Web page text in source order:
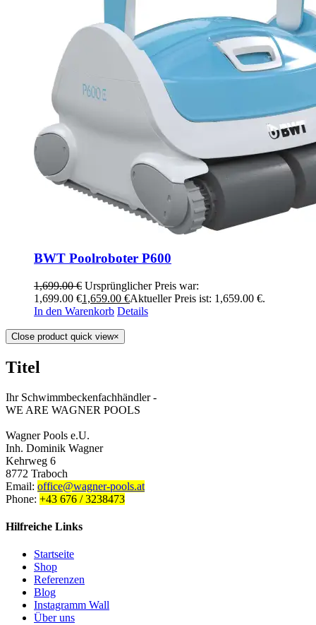
BWT Poolroboter P600
1,699.00€ Ursprünglicher Preis war:
1,699.00 €1,659.00 €Aktueller Preis ist: 1,659.00 €.
In den Warenkorb Details
Close product quick view×
Titel
Ihr Schwimmbeckenfachhändler -
WE ARE WAGNER POOLS
Wagner Pools e.U.
Inh. Dominik Wagner
Kehrweg 6
8772 Traboch
Email: office@wagner-pools.at
Phone: +43 676 / 3238473
Hilfreiche Links
Startseite
Shop
Referenzen
Blog
Instagramm Wall
Über uns